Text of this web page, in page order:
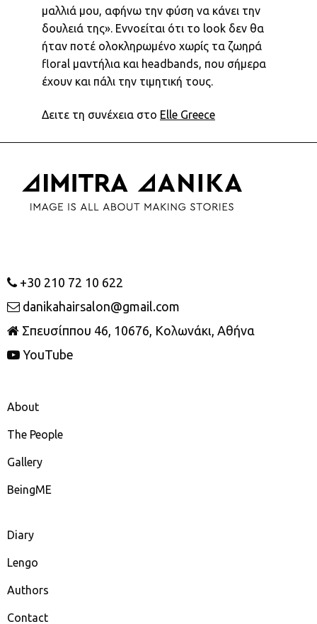
μαλλιά μου, αφήνω την φύση να κάνει την
δουλειά της». Εννοείται ότι το look δεν θα
ήταν ποτέ ολοκληρωμένο χωρίς τα ζωηρά
floral μαντήλια και headbands, που σήμερα
έχουν και πάλι την τιμητική τους.
Δειτε τη συνέχεια στο Elle Greece
+30 210 72 10 622
danikahairsalon@gmail.com
Σπευσίππου 46, 10676, Κολωνάκι, Αθήνα
YouTube
About
The People
Gallery
BeingME
Diary
Lengo
Authors
Contact